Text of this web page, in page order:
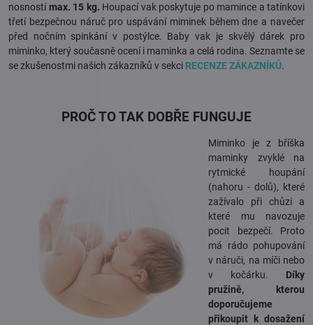
nosnostímax. 15 kg. Houpací vak poskytuje po mamince a tatínkovi
třetí bezpečnou náruč pro uspávání miminek během dne a navečer
před nočním spinkání v postýlce. Baby vak je skvělý dárek pro
miminko, který současně ocení i maminka a celá rodina. Seznamte se
se zkušenostmi našich zákazníků v sekci RECENZE ZÁKAZNÍKŮ.
PROČ TO TAK DOBŘE FUNGUJE
Miminko je z bříška
maminky zvyklé na
rytmické houpání
(nahoru - dolů), které
zažívalo při chůzi a
které mu navozuje
pocit bezpečí. Proto
má rádo pohupování
v náruči, na míči nebo
v kočárku. Díky
pružině, kterou
doporučujeme
přikoupit k dosažení